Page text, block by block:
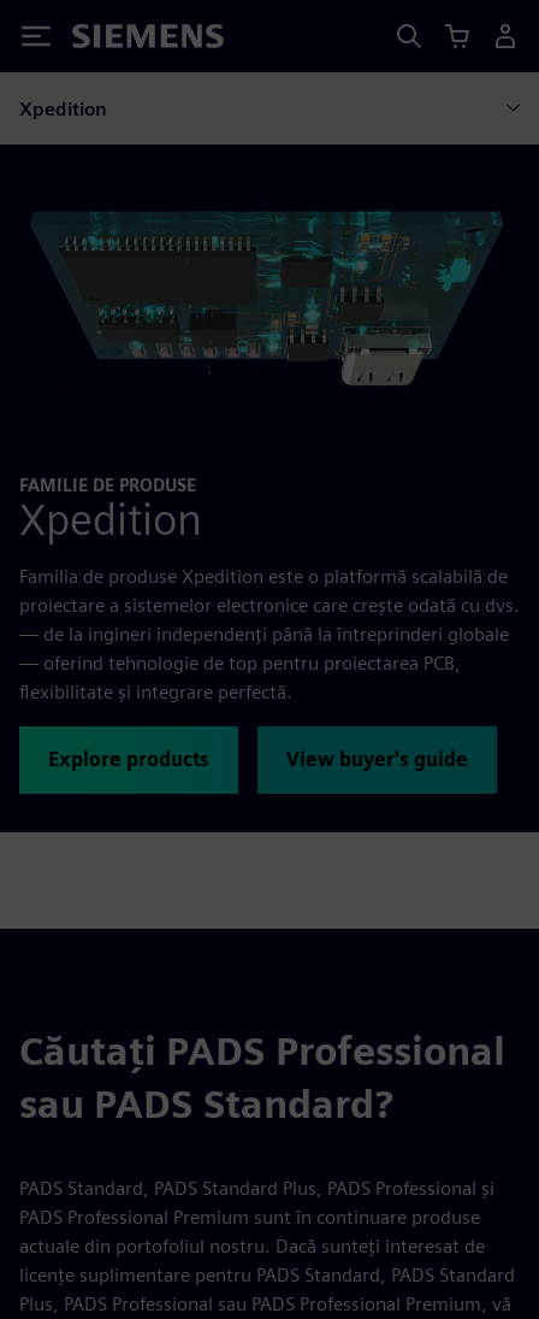
Siemens
Xpedition
FAMILIE DE PRODUSE
Xpedition
Familia de produse Xpedition este o platformă scalabilă de
proiectare a sistemelor electronice care crește odată cu dvs.
— de la ingineri independenți până la întreprinderi globale
— oferind tehnologie de top pentru proiectarea PCB,
flexibilitate și integrare perfectă.
Explore products View buyer's guide
Căutați PADS Professional
sau PADS Standard?
PADS Standard, PADS Standard Plus, PADS Professional și
PADS Professional Premium sunt în continuare produse
actuale din portofoliul nostru. Dacă sunteți interesat de
licențe suplimentare pentru PADS Standard, PADS Standard
Plus, PADS Professional sau PADS Professional Premium, vă